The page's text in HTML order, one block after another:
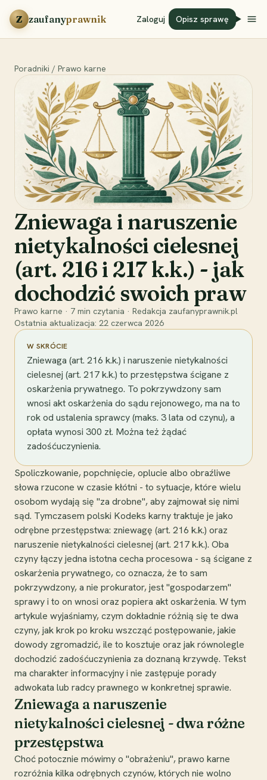
Przejdź do treści
Z zaufanyprawnik Zaloguj Opisz sprawę
Poradniki / Prawo karne
Zniewaga i naruszenie
nietykalności cielesnej
(art. 216 i 217 k.k.) - jak
dochodzić swoich praw
Prawo karne · 7 min czytania · Redakcja zaufanyprawnik.pl
Ostatnia aktualizacja: 22 czerwca 2026
W SKRÓCIE
Zniewaga (art. 216 k.k.) i naruszenie nietykalności
cielesnej (art. 217 k.k.) to przestępstwa ścigane z
oskarżenia prywatnego. To pokrzywdzony sam
wnosi akt oskarżenia do sądu rejonowego, ma na to
rok od ustalenia sprawcy (maks. 3 lata od czynu), a
opłata wynosi 300 zł. Można też żądać
zadośćuczynienia.
Spoliczkowanie, popchnięcie, oplucie albo obraźliwe
słowa rzucone w czasie kłótni - to sytuacje, które wielu
osobom wydają się "za drobne", aby zajmował się nimi
sąd. Tymczasem polski Kodeks karny traktuje je jako
odrębne przestępstwa: zniewagę (art. 216 k.k.) oraz
naruszenie nietykalności cielesnej (art. 217 k.k.). Oba
czyny łączy jedna istotna cecha procesowa - są ścigane z
oskarżenia prywatnego, co oznacza, że to sam
pokrzywdzony, a nie prokurator, jest "gospodarzem"
sprawy i to on wnosi oraz popiera akt oskarżenia. W tym
artykule wyjaśniamy, czym dokładnie różnią się te dwa
czyny, jak krok po kroku wszcząć postępowanie, jakie
dowody zgromadzić, ile to kosztuje oraz jak równolegle
dochodzić zadośćuczynienia za doznaną krzywdę. Tekst
ma charakter informacyjny i nie zastępuje porady
adwokata lub radcy prawnego w konkretnej sprawie.
Zniewaga a naruszenie
nietykalności cielesnej - dwa różne
przestępstwa
Choć potocznie mówimy o "obrażeniu", prawo karne
rozróżnia kilka odrębnych czynów, których nie wolno